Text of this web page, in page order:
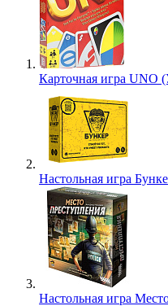
Карточная игра UNO
Настольная игра
Настольная игра